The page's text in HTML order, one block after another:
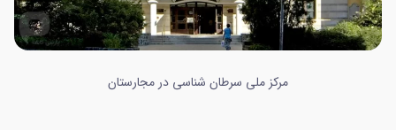
مرکز ملی سرطان شناسی در مجارستان